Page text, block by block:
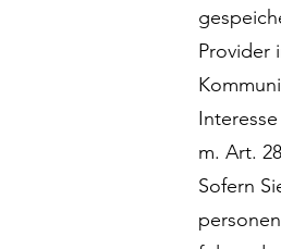
Provider
m. Art.
Sofern